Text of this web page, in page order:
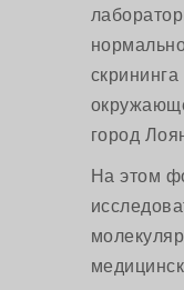
город
На этом